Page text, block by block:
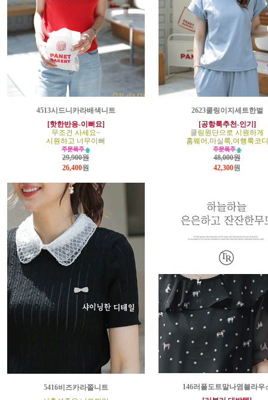
4513시드니카라배색니트
[핫한반응-이뻐요]
무조건 사세요~
시원하고 너무이뻐
29,900원
26,400원
2623쿨링이지세트한벌
[공항룩추천-인기]
쿨링원단으로 시원하게
홈웨어,마실룩,여행룩코디
48,000원
42,300원
5416비즈카라쫄니트
146러플도트말나염블라우